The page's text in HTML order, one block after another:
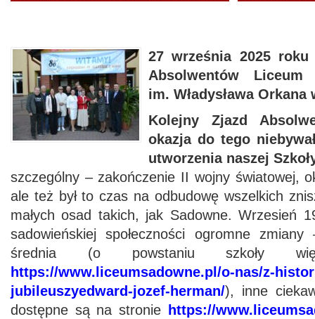
27 września 2025
Absolwentów Liceum
im. Władysława Orkana
Kolejny Zjazd
okazja do tego
utworzenia naszej
szczególny – zakończenie II wojny światowej,
ale też był to czas na odbudowę wszelkich
małych osad takich, jak Sadowne. Wrzesień
sadowieńskiej społeczności ogromne zmiany
średnia (o powstaniu szkoły
https://www.liceumsadowne.pl/o-nas/z-
jubileuszyedward-jozef-herman/), inne
dostępne są na stronie
https://